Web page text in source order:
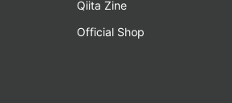
Qiita Zine
Official Shop